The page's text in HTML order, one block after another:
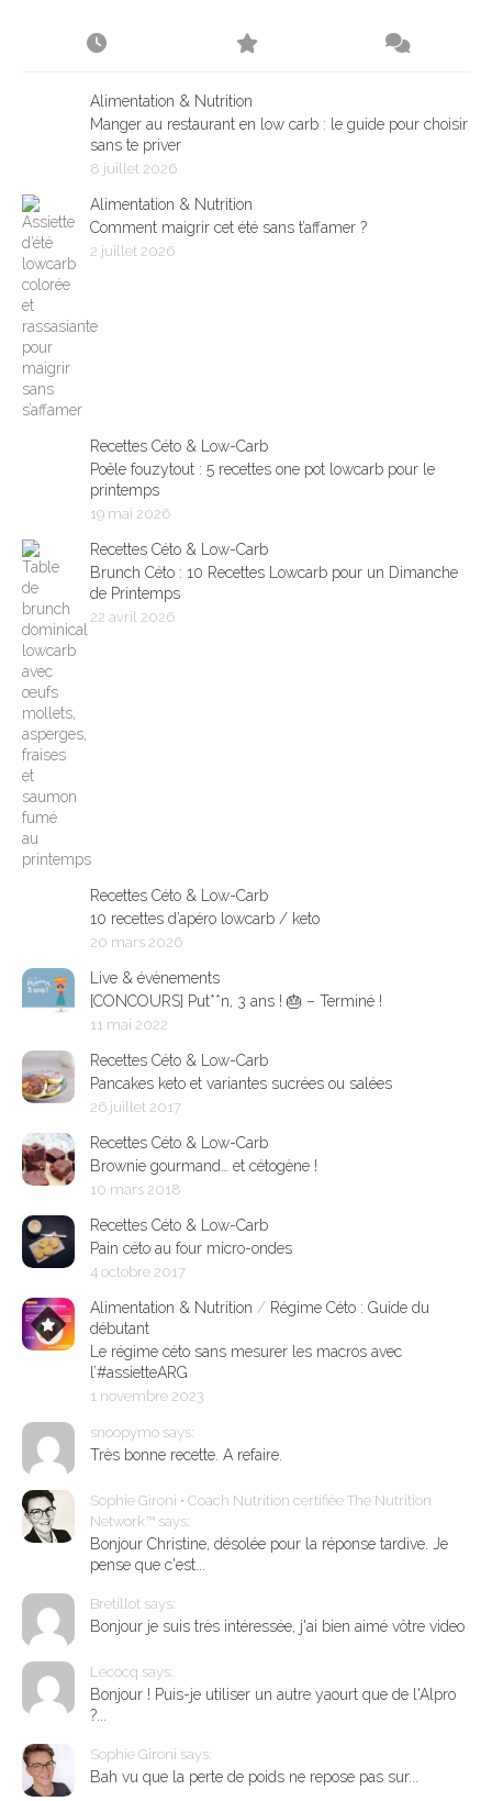
Alimentation & Nutrition
Manger au restaurant en low carb : le guide pour choisir
sans te priver
8 juillet 2026
Alimentation & Nutrition
Comment maigrir cet été sans t’affamer ?
2 juillet 2026
Recettes Céto & Low-Carb
Poêle fouzytout : 5 recettes one pot lowcarb pour le
printemps
19 mai 2026
Recettes Céto & Low-Carb
Brunch Céto : 10 Recettes Lowcarb pour un Dimanche
de Printemps
22 avril 2026
Recettes Céto & Low-Carb
10 recettes d’apéro lowcarb / keto
20 mars 2026
Live & évènements
[CONCOURS] Put**n, 3 ans ! 🎂 – Terminé !
11 mai 2022
Recettes Céto & Low-Carb
Pancakes keto et variantes sucrées ou salées
26 juillet 2017
Recettes Céto & Low-Carb
Brownie gourmand… et cétogène !
10 mars 2018
Recettes Céto & Low-Carb
Pain céto au four micro-ondes
4 octobre 2017
Alimentation & Nutrition / Régime Céto : Guide du
débutant
Le régime céto sans mesurer les macros avec
l’#assietteARG
1 novembre 2023
snoopymo says:
Très bonne recette. A refaire.
Sophie Gironi • Coach Nutrition certifiée The Nutrition
Network™ says:
Bonjour Christine, désolée pour la réponse tardive. Je
pense que c'est...
Bretillot says:
Bonjour je suis très intéressée, j'ai bien aimé vôtre video
Lecocq says:
Bonjour ! Puis-je utiliser un autre yaourt que de l'Alpro
?...
Sophie Gironi says:
Bah vu que la perte de poids ne repose pas sur...